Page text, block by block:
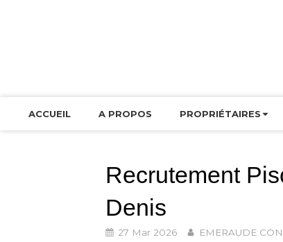
ACCUEIL A PROPOS PROPRIÉTAIRES
Recrutement
Denis
27 Mar 2026 EMERAUDE